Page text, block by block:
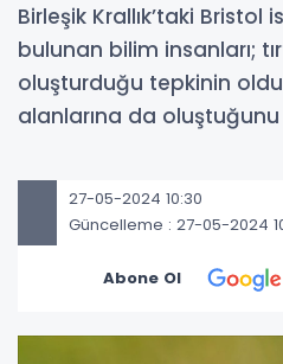
Birleşik Krallık’taki Bristol
bulunan bilim insanları;
oluşturduğu tepkinin
alanlarına da
27-05-2024 10:30
Güncelleme : 27-05-2024
Abone Ol